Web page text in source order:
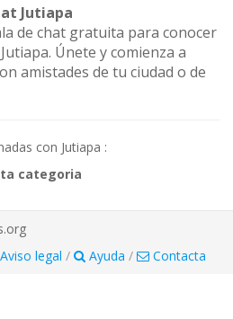
Jutiapa
de chat gratuita para conocer
Únete y comienza a
amistades de tu ciudad o de
con Jutiapa :
categoria
Aviso legal / Ayuda / Contacta